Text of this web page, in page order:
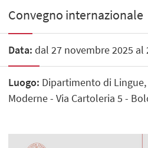
Convegno internazionale
Data: dal 27 novembre 2025 al
Luogo: Dipartimento di
Moderne - Via Cartoleria 5 -